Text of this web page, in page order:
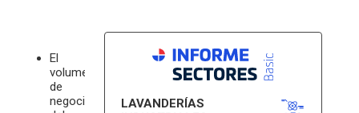
LAVANDERÍAS
El
volumen
de
negocio